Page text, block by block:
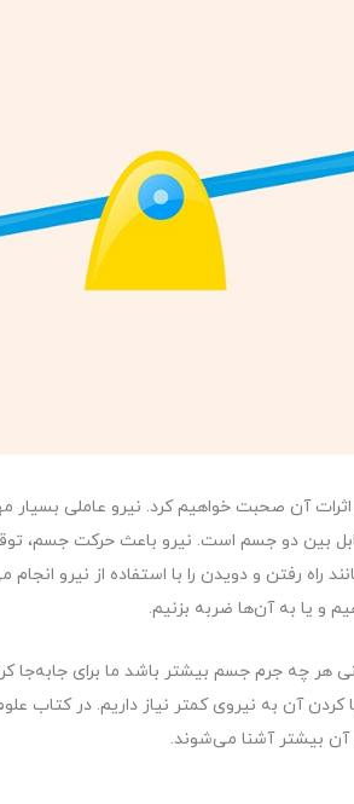
آن صحبت خواهیم کرد. نیرو عاملی بسیار
بین دو جسم است. نیرو باعث حرکت
راه رفتن و دویدن را با استفاده از نیرو
و یا به آن‌ها ضربه بزنیم.
هر چه جرم جسم بیشتر باشد ما برای جابه‌جا
کردن آن به نیروی کمتر نیاز داریم. در کتاب